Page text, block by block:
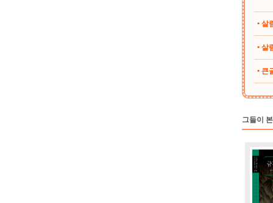
• 살
• 살
• 큰
그들이